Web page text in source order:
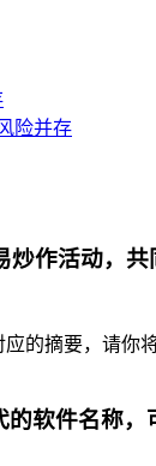
险并存
作活动，
的摘要，请你
软件名称